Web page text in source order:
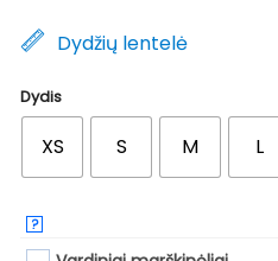
was:
45.00 €.
Dydžių lentelė
Dydis
XS S M L
?